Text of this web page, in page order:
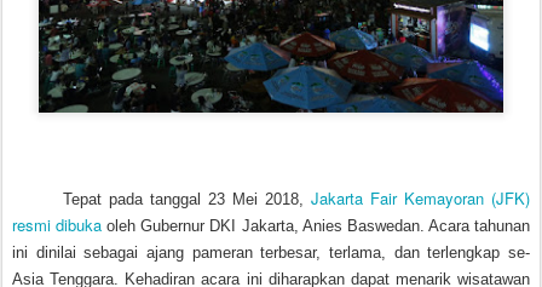
Tepat pada tanggal 23 Mei 2018, Jakarta Fair Kemayoran (JFK)
resmi dibuka oleh Gubernur DKI Jakarta, Anies Baswedan. Acara tahunan
ini dinilai sebagai ajang pameran terbesar, terlama, dan terlengkap se-
Asia Tenggara. Kehadiran acara ini diharapkan dapat menarik wisatawan